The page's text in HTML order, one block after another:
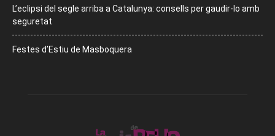
L’eclipsi del segle arriba a Catalunya: consells per gaudir-lo amb
seguretat
Festes d’Estiu de Masboquera